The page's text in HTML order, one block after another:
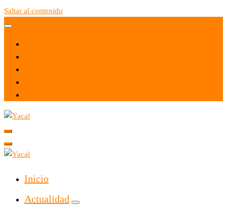
Saltar al contenido
Yacal micro hosting
Inicio
Actualidad